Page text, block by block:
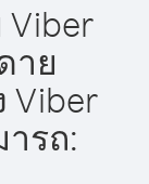
าย
Viber
รถ: